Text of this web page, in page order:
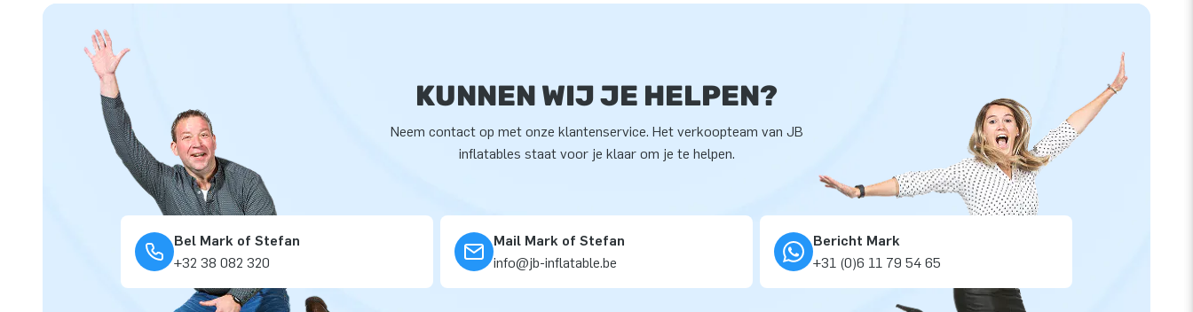
KUNNEN WIJ JE HELPEN?
Neem contact op met onze klantenservice. Het verkoopteam van JB
inflatables staat voor je klaar om je te helpen.
Bel Mark of Stefan
+32 38 082 320
Mail Mark of Stefan
info@jb-inflatable.be
Bericht Mark
+31 (0)6 11 79 54 65